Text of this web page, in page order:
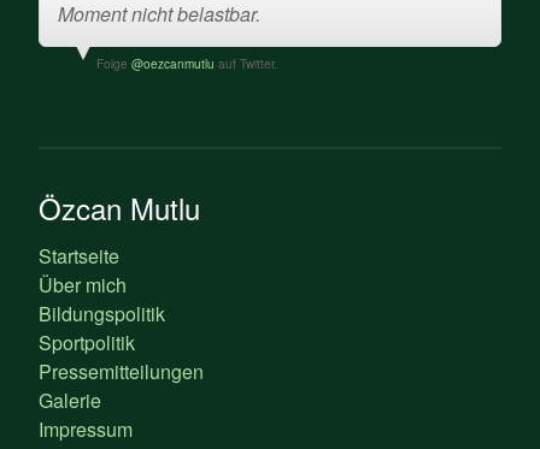
Moment nicht belastbar.
Folge @oezcanmutlu auf Twitter.
Özcan Mutlu
Startseite
Über mich
Bildungspolitik
Sportpolitik
Pressemitteilungen
Galerie
Impressum